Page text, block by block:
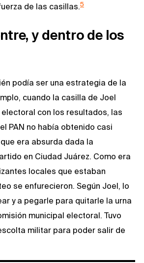
de las casillas.5
y dentro de los
podía ser una estrategia de la
cuando la casilla de Joel
con los resultados, las
PAN no había obtenido casi
era absurda dada la
en Ciudad Juárez. Como era
locales que estaban
se enfurecieron. Según Joel, lo
y a pegarle para quitarle la urna
municipal electoral. Tuvo
militar para poder salir de